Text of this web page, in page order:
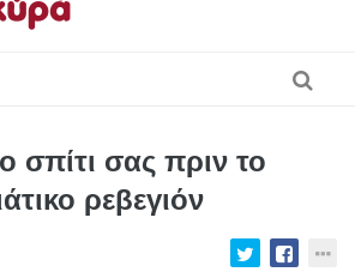
σπίτι σας πριν το
ρεβεγιόν